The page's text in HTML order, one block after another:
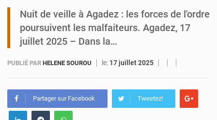
Arlit : La police d’Akokan démantèle deux réseaux criminels
Nuit de veille à Agadez : les forces de l'ordre
poursuivent les malfaiteurs. Agadez, 17
juillet 2025 – Dans la…
PUBLIÉ PAR HELENE SOUROU le: 17 juillet 2025
Partager sur Facebook Tweetez!